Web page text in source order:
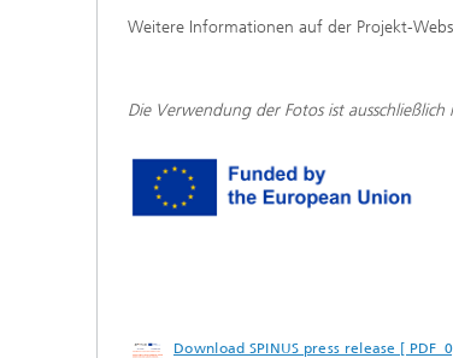
Weitere Informationen auf der Projekt-
Die Verwendung der Fotos ist
Download SPINUS press release [ PDF